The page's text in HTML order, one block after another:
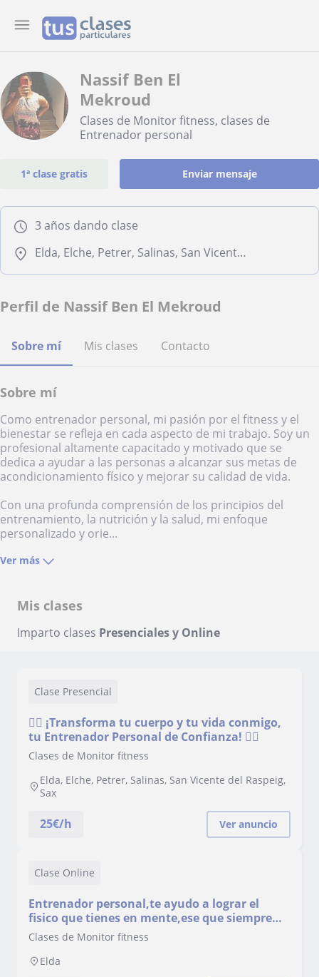
Nassif Ben El
Mekroud
Clases de Monitor fitness, clases de
Entrenador personal
1ª clase gratis Enviar mensaje
3 años dando clase
Elda, Elche, Petrer, Salinas, San Vicente del Raspeig, Sax
Perfil de Nassif Ben El Mekroud
Sobre mí Mis clases Contacto
Sobre mí
Como entrenador personal, mi pasión por el fitness y el
bienestar se refleja en cada aspecto de mi trabajo. Soy un
profesional altamente capacitado y motivado que se
dedica a ayudar a las personas a alcanzar sus metas de
acondicionamiento físico y mejorar su calidad de vida.
Con una profunda comprensión de los principios del
entrenamiento, la nutrición y la salud, mi enfoque
personalizado y orie...
Ver más
Mis clases
Imparto clases Presenciales y Online
Clase Presencial
🏋️‍♂️ ¡Transforma tu cuerpo y tu vida conmigo,
tu Entrenador Personal de Confianza! 🏋️‍♀️
Clases de Monitor fitness
Elda, Elche, Petrer, Salinas, San Vicente del Raspeig,
Sax
25€/h Ver anuncio
Clase Online
Entrenador personal,te ayudo a lograr el
fisico que tienes en mente,ese que siempre
has soñado
Clases de Monitor fitness
Elda